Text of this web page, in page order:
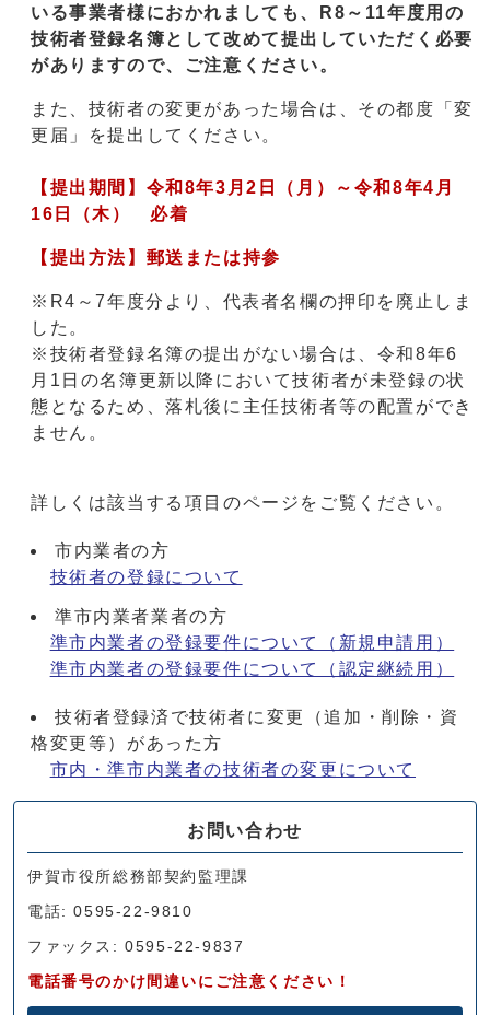
いる事業者様におかれましても、R8～11年度用の
技術者登録名簿として改めて提出していただく必要
がありますので、ご注意ください。
また、技術者の変更があった場合は、その都度「変
更届」を提出してください。
【提出期間】令和8年3月2日（月）～令和8年4月
16日（木） 必着
【提出方法】郵送または持参
※R4～7年度分より、代表者名欄の押印を廃止しま
した。
※技術者登録名簿の提出がない場合は、令和8年6
月1日の名簿更新以降において技術者が未登録の状
態となるため、落札後に主任技術者等の配置ができ
ません。
詳しくは該当する項目のページをご覧ください。
市内業者の方
技術者の登録について
準市内業者業者の方
準市内業者の登録要件について（新規申請用）
準市内業者の登録要件について（認定継続用）
技術者登録済で技術者に変更（追加・削除・資
格変更等）があった方
市内・準市内業者の技術者の変更について
お問い合わせ
伊賀市役所総務部契約監理課
電話: 0595-22-9810
ファックス: 0595-22-9837
電話番号のかけ間違いにご注意ください！